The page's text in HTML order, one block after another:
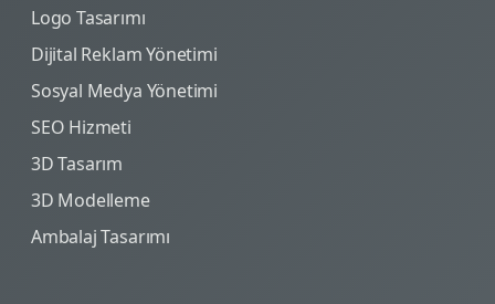
Logo Tasarımı
Dijital Reklam Yönetimi
Sosyal Medya Yönetimi
SEO Hizmeti
3D Tasarım
3D Modelleme
Ambalaj Tasarımı